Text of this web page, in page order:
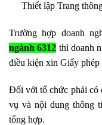
Thiết lập Trang
Trường hợp doanh
ngành 6312 thì doanh
điều kiện xin Giấy
Đối với tổ chức phải có
vụ và nội dung thông
tổng hợp.